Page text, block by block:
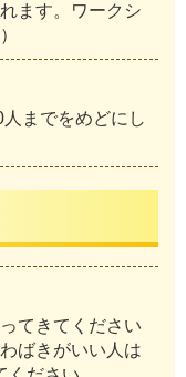
ます。ワークシ
までをめどにし
てきてください
ばきがいい人は